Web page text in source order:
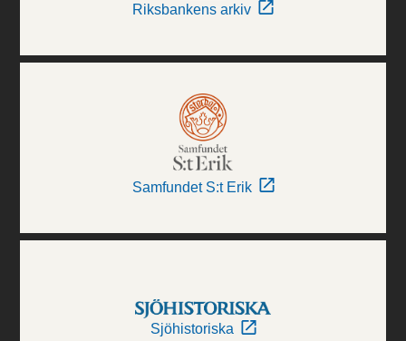
Riksbankens arkiv
Samfundet S:t Erik
Sjöhistoriska